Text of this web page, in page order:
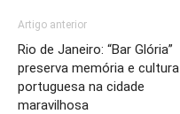
Artigo anterior
Rio de Janeiro: “Bar Glória”
preserva memória e cultura
portuguesa na cidade
maravilhosa